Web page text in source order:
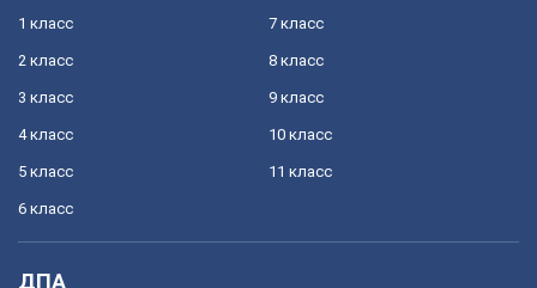
1 класс
2 класс
3 класс
4 класс
5 класс
6 класс
7 класс
8 класс
9 класс
10 класс
11 класс
ДПА